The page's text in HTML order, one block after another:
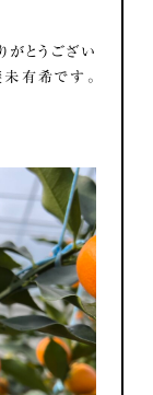
とうござい
有希です。